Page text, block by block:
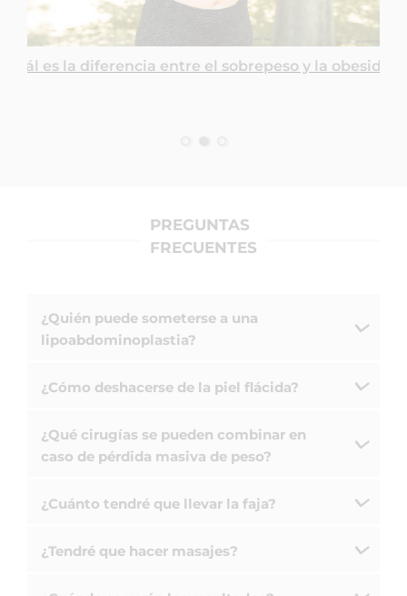
es la diferencia entre el sobrepeso y la
PREGUNTAS
FRECUENTES
¿Quién puede someterse a una
lipoabdominoplastia?
¿Cómo deshacerse de la piel flácida?
¿Qué cirugías se pueden combinar en
caso de pérdida masiva de peso?
¿Cuánto tendré que llevar la faja?
¿Tendré que hacer masajes?